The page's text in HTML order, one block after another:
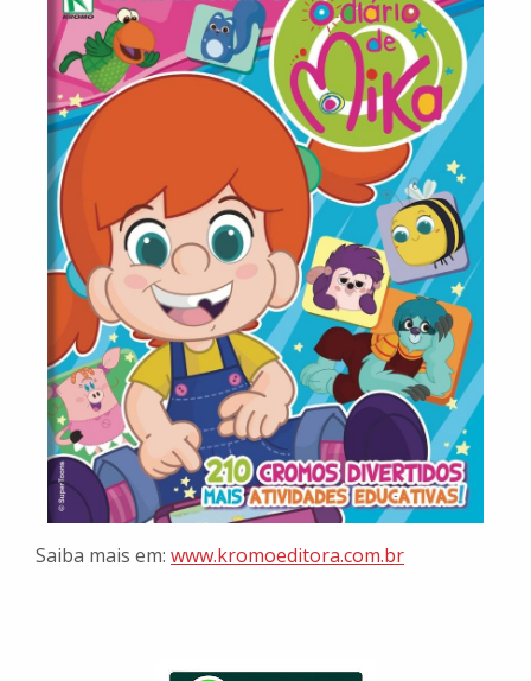
Saiba mais em: www.kromoeditora.com.br